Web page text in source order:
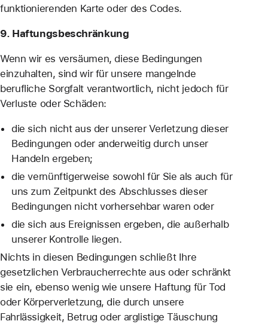
funktionierenden Karte oder des Codes.
9. Haftungsbeschränkung
Wenn wir es versäumen, diese Bedingungen
einzuhalten, sind wir für unsere mangelnde
berufliche Sorgfalt verantwortlich, nicht jedoch für
Verluste oder Schäden:
die sich nicht aus der unserer Verletzung dieser
Bedingungen oder anderweitig durch unser
Handeln ergeben;
die vernünftigerweise sowohl für Sie als auch für
uns zum Zeitpunkt des Abschlusses dieser
Bedingungen nicht vorhersehbar waren oder
die sich aus Ereignissen ergeben, die außerhalb
unserer Kontrolle liegen.
Nichts in diesen Bedingungen schließt Ihre
gesetzlichen Verbraucherrechte aus oder schränkt
sie ein, ebenso wenig wie unsere Haftung für Tod
oder Körperverletzung, die durch unsere
Fahrlässigkeit, Betrug oder arglistige Täuschung